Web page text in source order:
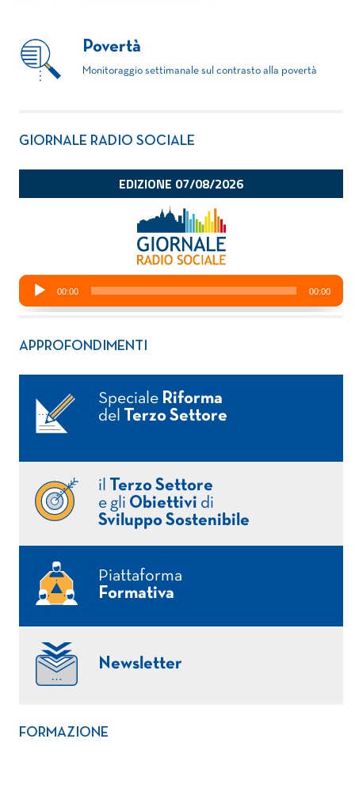
Povertà
Monitoraggio settimanale sul contrasto alla povertà
GIORNALE RADIO SOCIALE
APPROFONDIMENTI
Speciale Riforma
del
Terzo Settore
il
Terzo Settore
e gli Obiettivi di
Sviluppo Sostenibile
Piattaforma
Formativa
Newsletter
FORMAZIONE